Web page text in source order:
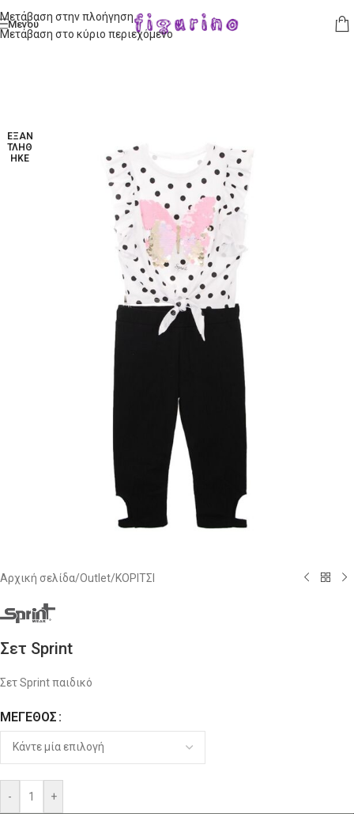
Μετάβαση στην πλοήγηση
Μετάβαση στο κύριο περιεχόμενο
Μενού
ΕΞΑΝ
ΤΛΉΘ
ΗΚΕ
Αρχική σελίδα/Outlet/ΚΟΡΙΤΣΙ
Σετ Sprint
Σετ Sprint παιδικό
ΜΈΓΕΘΟΣ
- +
Alternative: